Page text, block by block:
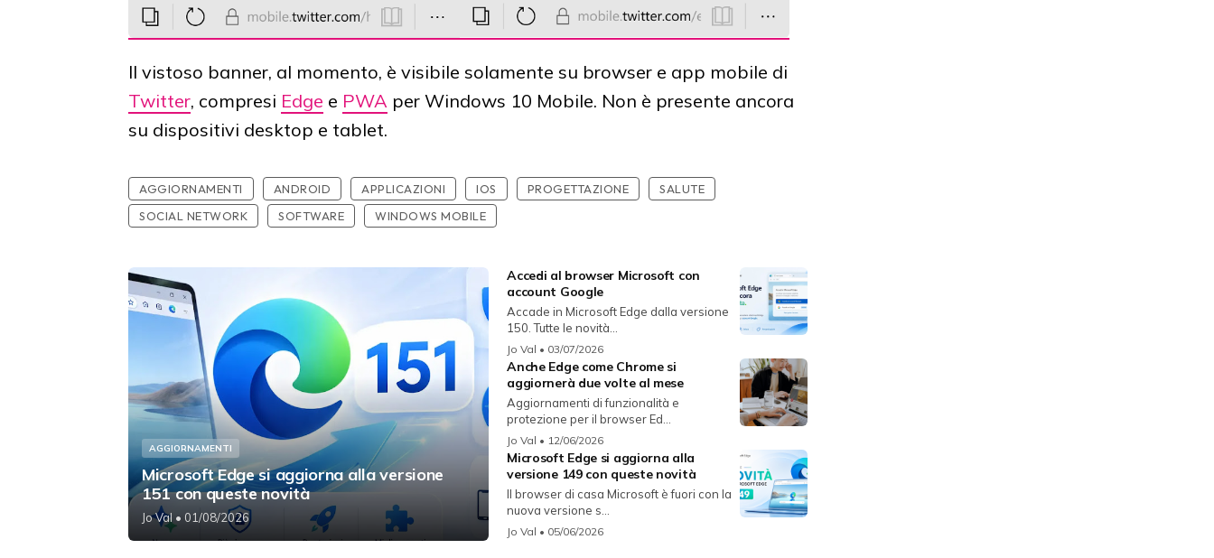
Il vistoso banner, al momento, è visibile solamente su browser e app mobile di
Twitter, compresi Edge e PWA per Windows 10 Mobile. Non è presente ancora
su dispositivi desktop e tablet.
AGGIORNAMENTI ANDROID APPLICAZIONI IOS PROGETTAZIONE
SALUTE
SOCIAL NETWORK
SOFTWARE WINDOWS MOBILE
AGGIORNAMENTI
Microsoft Edge si aggiorna alla versione
151 con queste novità
Jo Val • 01/08/2026
Accedi al browser Microsoft con
account Google
Accade in Microsoft Edge dalla versione
150. Tutte le novità...
Jo Val • 03/07/2026
Anche Edge come Chrome si
aggiornerà due volte al mese
Aggiornamenti di funzionalità e
protezione per il browser Ed...
Jo Val • 12/06/2026
Microsoft Edge si aggiorna alla
versione 149 con queste novità
Il browser di casa Microsoft è fuori con la
nuova versione s...
Jo Val • 05/06/2026